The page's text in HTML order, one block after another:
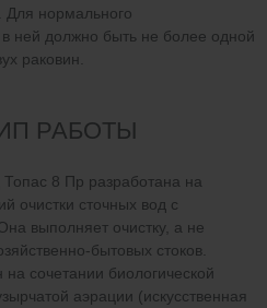
Для нормального
ней должно быть не более одной
раковин.
РАБОТЫ
Топас 8 Пр разработана на
очистки сточных вод с
выполняет очистку, а не
бытовых стоков.
сочетании биологической
аэрации (искусственная